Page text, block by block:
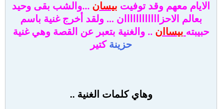
الايام معهم وقد توفيت بيسان ...والشب بقى وحيد
بعالم الاحزاااااااااااان ... ولقد أخرج غنية باسم
حبيبته بيساان .. والغنية بتعبر عن القصة وهي غنية
حزينة كتير
وهاي كلمات الغنية ..